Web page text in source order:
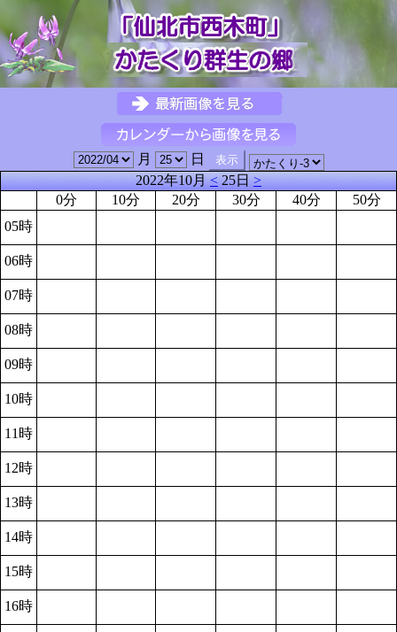
月
日
2022年10月<25日>
0分
10分 20分 30分 40分
50分
05時
06時
07時
08時
09時
10時
11時
12時
13時
14時
15時
16時